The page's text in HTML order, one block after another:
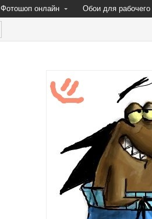
Фотошоп онлайн Обои для рабочего